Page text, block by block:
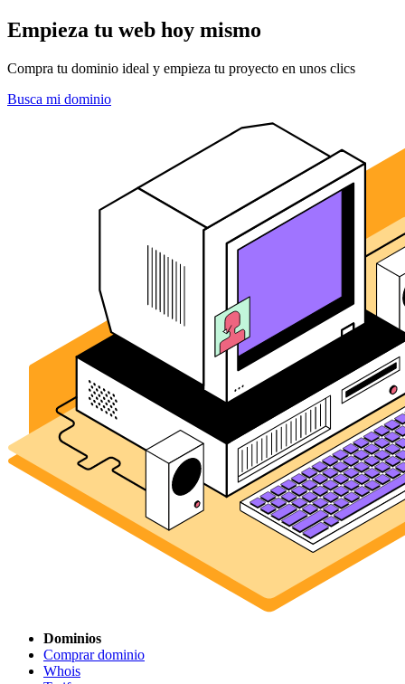
Empieza tu web hoy mismo
Compra tu dominio ideal y empieza tu proyecto en unos clics
Busca mi dominio
Dominios
Comprar dominio
Whois